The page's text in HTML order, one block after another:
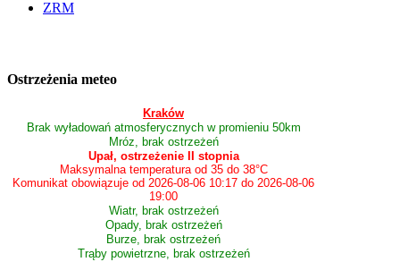
ZRM
Ostrzeżenia meteo
Kraków
Brak wyładowań atmosferycznych w promieniu 50km
Mróz, brak ostrzeżeń
Upał, ostrzeżenie II stopnia
Maksymalna temperatura od 35 do 38°C
Komunikat obowiązuje od 2026-08-06 10:17 do 2026-08-06
19:00
Wiatr, brak ostrzeżeń
Opady, brak ostrzeżeń
Burze, brak ostrzeżeń
Trąby powietrzne, brak ostrzeżeń